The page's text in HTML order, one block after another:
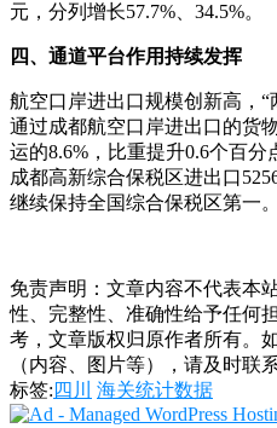
元，分列增长57.7%、34.5%。
四、通道平台作用持续发挥
航空口岸进出口规模创新高，“
通过成都航空口岸进出口的货
运的8.6%，比重提升0.6个百分
成都高新综合保税区进出口
继续保持全国综合保税区第一。
免责声明：文章内容不代表本
性、完整性、准确性给予任何
考，文章版权归原作者所有。
（内容、图片等），请及时联
标签: 四川 海关统计数据